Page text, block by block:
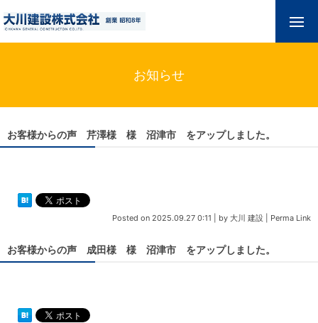
お知らせ
お客様からの声 芹澤様 様 沼津市 をアップしました。
Posted on 2025.09.27 0:11 by 大川 建設 Perma Link
お客様からの声 成田様 様 沼津市 をアップしました。